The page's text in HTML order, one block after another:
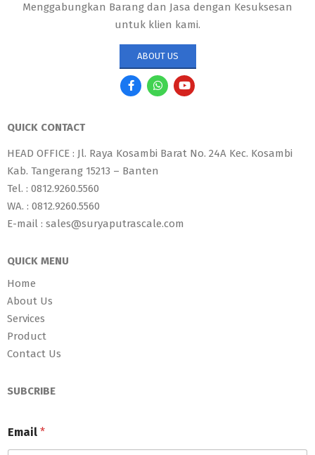
Menggabungkan Barang dan Jasa dengan Kesuksesan
untuk klien kami.
ABOUT US
QUICK CONTACT
HEAD OFFICE : Jl. Raya Kosambi Barat No. 24A Kec. Kosambi
Kab. Tangerang 15213 – Banten
Tel. : 0812.9260.5560
WA. : 0812.9260.5560
E-mail : sales@suryaputrascale.com
QUICK MENU
Home
About Us
Services
Product
Contact Us
SUBCRIBE
Email *